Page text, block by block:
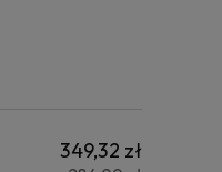
349,32 zł